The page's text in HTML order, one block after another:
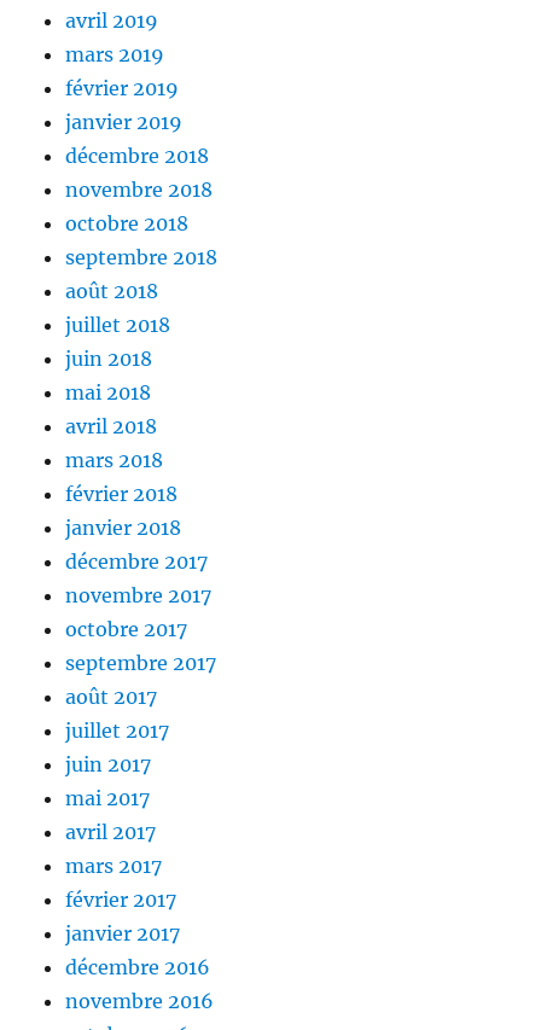
avril 2019
mars 2019
février 2019
janvier 2019
décembre 2018
novembre 2018
octobre 2018
septembre 2018
août 2018
juillet 2018
juin 2018
mai 2018
avril 2018
mars 2018
février 2018
janvier 2018
décembre 2017
novembre 2017
octobre 2017
septembre 2017
août 2017
juillet 2017
juin 2017
mai 2017
avril 2017
mars 2017
février 2017
janvier 2017
décembre 2016
novembre 2016